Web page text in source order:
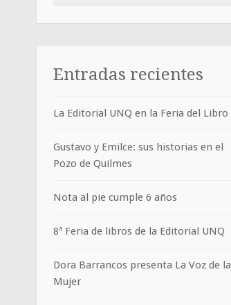
Entradas recientes
La Editorial UNQ en la Feria del Libro
Gustavo y Emilce: sus historias en el
Pozo de Quilmes
Nota al pie cumple 6 años
8ª Feria de libros de la Editorial UNQ
Dora Barrancos presenta La Voz de la
Mujer